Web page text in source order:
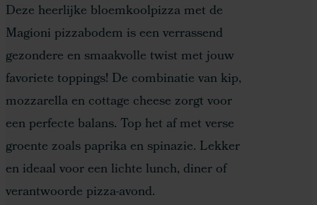
Deze heerlijke bloemkoolpizza met de
Magioni pizzabodem is een verrassend
gezondere en smaakvolle twist met jouw
favoriete toppings! De combinatie van kip,
mozzarella en cottage cheese zorgt voor
een perfecte balans. Top het af met verse
groente zoals paprika en spinazie. Lekker
en ideaal voor een lichte lunch, diner of
verantwoorde pizza-avond.